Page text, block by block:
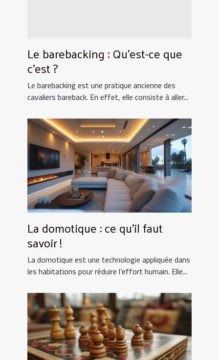
Le barebacking : Qu’est-ce que
c’est ?
Le barebacking est une pratique ancienne des
cavaliers bareback. En effet, elle consiste à aller...
La domotique : ce qu’il faut
savoir !
La domotique est une technologie appliquée dans
les habitations pour réduire l’effort humain. Elle...